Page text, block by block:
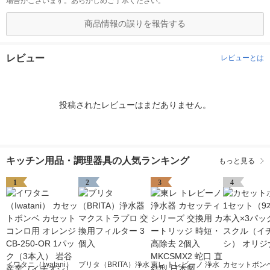
商品情報の誤りを報告する
レビュー レビューとは
投稿されたレビューはまだありません。
キッチン用品・調理器具の人気ランキング もっと見る
1
イワタニ（Iwatani）
2
ブリタ（BRITA）浄水
3
東レ トレビーノ 浄水
4
カセットボン